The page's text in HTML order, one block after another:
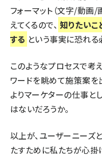
フォーマット（文字/動画
えてくるので、 知りたいこ
する という事実に恐れる
このようなプロセスで考
ワードを眺めて施策案を
よりマーケターの仕事と
はないだろうか。
以上が、ユーザーニーズ
たすために私たちが心掛